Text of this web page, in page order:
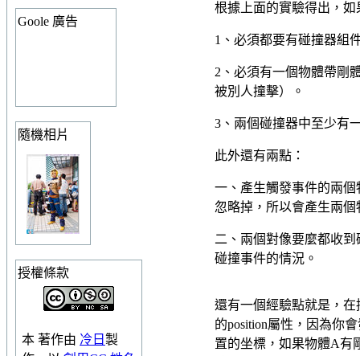
Goole 廣告
隨機相片
授權條款
本 著作由 冷日 製
根據上面的實驗得出，
1、必須都要有碰撞器組
2、必須有一個物體帶剛
被別人撞擊）。
3、兩個碰撞器中至少有
此外還有兩點：
一、產生觸發事件的兩
忽略掉，所以會產生兩
二、兩個對像要麼都收
碰撞事件的情況。
還有一個經驗點就是，
的position屬性，因為你
置的坐標，如果物體A有